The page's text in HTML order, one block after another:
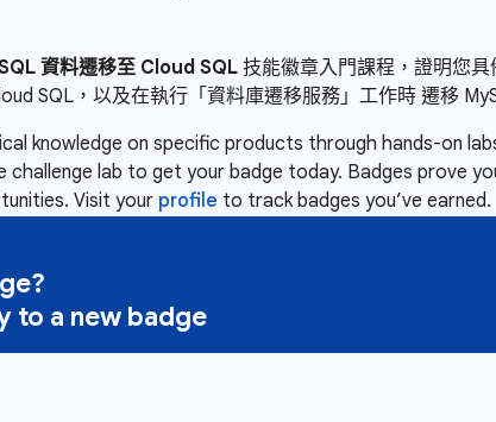
資料遷移至 Cloud SQL技能徽章入門課程，證明您具
SQL，以及在執行「資料庫遷移服務」工作時 遷移
knowledge on specific products through hands-on
lab to get your badge today. Badges prove
Visit your profile to track badges you’ve earned.
to a new badge